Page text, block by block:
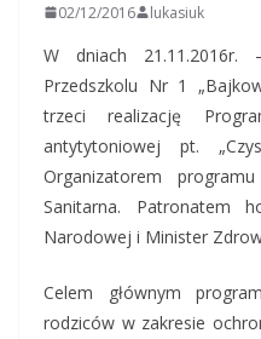
02/12/2016 lukasiuk
W dniach 21.11.2016r.
Przedszkolu Nr 1
trzeci realizację
antytytoniowej pt.
Organizatorem
Sanitarna. Patronatem
Narodowej i Minister
Celem głównym
rodziców w zakresie